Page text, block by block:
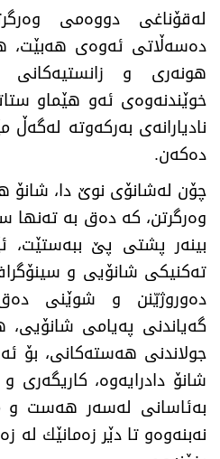
لەقۆناغی دووەمی
دەسەڵاتی ئەوەی هەبێت،
هونەری و
خوێندنەوەی ئەو هێماو
نادیارانەی بەركەوتە
دەكەن.
چۆن لەشانۆی نوێ‌ دا، شانۆ
وەرگرتن، كە دەق بە تەنها
بینەر پشتی پێ‌ ببەستێت،
تەكنیكی شانۆیی و
دەوروژیّنن و شوێنی
گەیاندنی پەیامی شانۆیی،
جولاندنی هەستەكانی، بۆ
شانۆ دادرایەوە، كاریگەری
بەئاسانی لەسەر هەست و
نەبنەوەو تا دێر زەمانێك